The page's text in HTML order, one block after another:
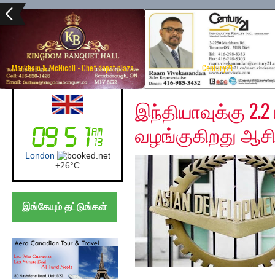
Markham & McNicoll - Chef depot plaza Century21
UK (London)
London
+26°C
இங்கேயும் தட்டுங்கள்
Friday, April 10, 2020
இந்தியாவுக்கு
வழங்குகிறது